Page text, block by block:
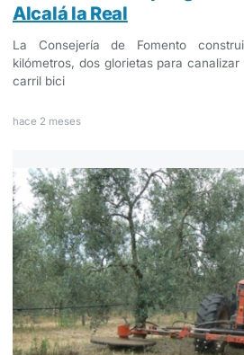
Alcalá la Real
La Consejería de Fomento
kilómetros, dos glorietas para
carril bici
hace 2 meses